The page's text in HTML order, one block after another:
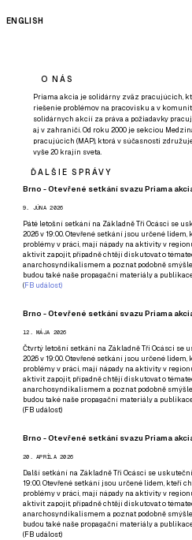
ENGLISH
O NÁS
Priama akcia je solidárny zväz pracujúcich,
riešenie problémov na pracovisku a v
solidárnych akcií za práva a požiadavky
aj v zahraničí. Od roku 2000 je sekciou
pracujúcich (MAP), ktorá v súčasnosti
vyše 20 krajín sveta.
ĎALŠIE SPRÁVY
Brno - Otevřené setkání svazu Priama
9. JÚNA 2026
Páté letošní setkání na Základně Tři Ocásci se
2026 v 19:00. Otevřené setkání jsou určené
problémy v práci, mají nápady na aktivity v
aktivit zapojit, případně chtějí diskutovat o
anarchosyndikalismem a poznat podobně
budou také naše propagační materiály a
(FB událost)
Brno - Otevřené setkání svazu Priama
12. MÁJA 2026
Čtvrtý letošní setkání na Základně Tři Ocásci se
2026 v 19:00. Otevřené setkání jsou určené
problémy v práci, mají nápady na aktivity v
aktivit zapojit, případně chtějí diskutovat o
anarchosyndikalismem a poznat podobně
budou také naše propagační materiály a
(FB událost)
Brno - Otevřené setkání svazu Priama
20. APRÍLA 2026
Další setkání na Základně Tři Ocásci se uskuteční
19:00. Otevřené setkání jsou určené lidem, kteří
problémy v práci, mají nápady na aktivity v
aktivit zapojit, případně chtějí diskutovat o
anarchosyndikalismem a poznat podobně
budou také naše propagační materiály a
(FB událost)